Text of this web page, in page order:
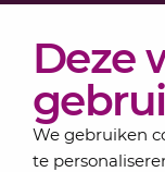
Deze
We gebruiken
te
Actueel
Over Lansigt
Contact